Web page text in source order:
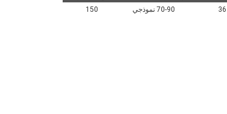
36 70-90 نموذجي 150